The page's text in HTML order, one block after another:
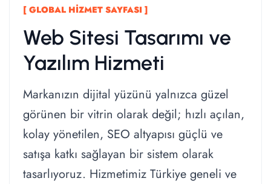
[ GLOBAL HIZMET SAYFASI ]
Web Sitesi Tasarımı ve
Yazılım Hizmeti
Markanızın dijital yüzünü yalnızca güzel
görünen bir vitrin olarak değil; hızlı açılan,
kolay yönetilen, SEO altyapısı güçlü ve
satışa katkı sağlayan bir sistem olarak
tasarlıyoruz. Hizmetimiz Türkiye geneli ve